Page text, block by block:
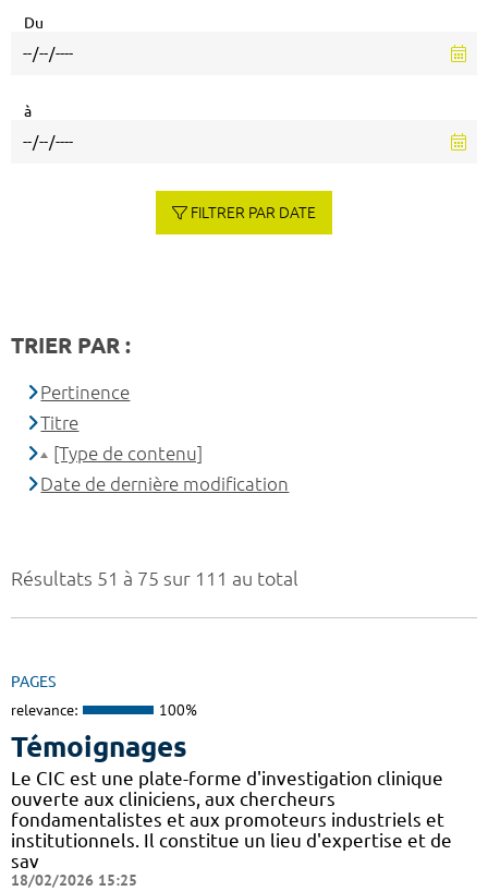
Résultats 51 à 75 sur 111 au total
PAGES
relevance: 100%
Témoignages
Le CIC est une plate-forme d'investigation clinique
ouverte aux cliniciens, aux chercheurs
fondamentalistes et aux promoteurs industriels et
institutionnels. Il constitue un lieu d'expertise et de
sav
18/02/2026 15:25
Du
à
FILTRER PAR DATE
TRIER PAR :
Pertinence
Titre
[Type de contenu]
Date de dernière modification